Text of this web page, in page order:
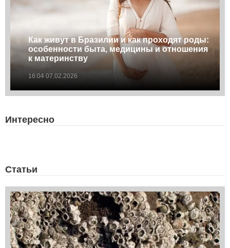
Как живут в Бразилии и как проходят роды:
особенности быта, медицины и отношения
к материнству
16:04 07.02.2026
Интересно
Статьи